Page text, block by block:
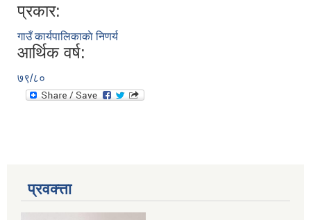
प्रकार:
गाउँ कार्यपालिकाकाे निणर्य
आर्थिक वर्ष:
७९/८०
प्रवक्त्ता